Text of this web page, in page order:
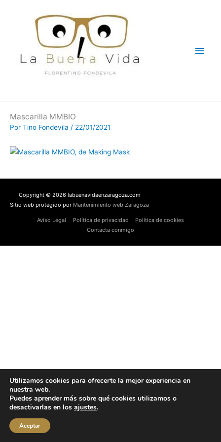
Mascarilla MMBIO
Por Tino Fondevila / 22/01/2021
Copyright © 2026 labuenavidaenzaragoza.com
Sitio web protegido por Mantenimiento web Zaragoza
Aviso Legal Política de privacidad
Política de cookies
Contacta conmigo
Utilizamos cookies para ofrecerte la mejor experiencia en
nuestra web.
Puedes aprender más sobre qué cookies utilizamos o
desactivarlas en los ajustes.
Aceptar